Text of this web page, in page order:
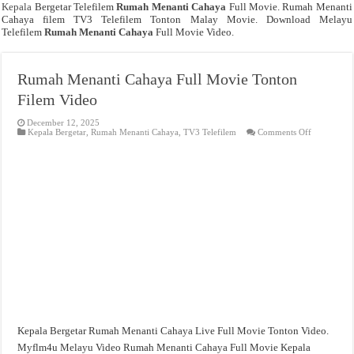
Kepala Bergetar TelefilemRumah Menanti Cahaya Full Movie. Rumah Menanti
Cahaya filem TV3 Telefilem Tonton Malay Movie. Download Melayu
TelefilemRumah Menanti Cahaya Full Movie Video.
Rumah Menanti Cahaya Full Movie Tonton
Filem Video
December 12, 2025
Kepala Bergetar ,Rumah Menanti Cahaya ,TV3 Telefilem Comments Offon
Kepala Bergetar Rumah Menanti Cahaya Live Full Movie Tonton Video.
Myflm4u Melayu Video Rumah Menanti Cahaya Full Movie Kepala